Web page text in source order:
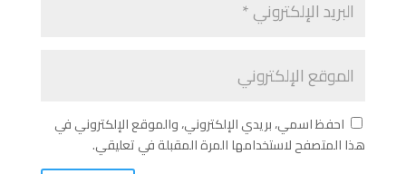
احفظ اسمي، بريدي الإلكتروني، والموقع الإلكتروني في
هذا المتصفح لاستخدامها المرة المقبلة في تعليقي.